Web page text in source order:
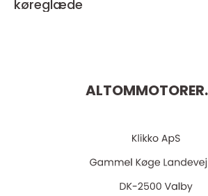
køreglæde
ALTOMMOTORER.